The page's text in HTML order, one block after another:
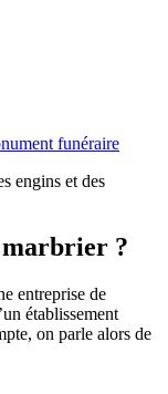
funéraire
engins et des
marbrier ?
entreprise de
établissement
on parle alors de